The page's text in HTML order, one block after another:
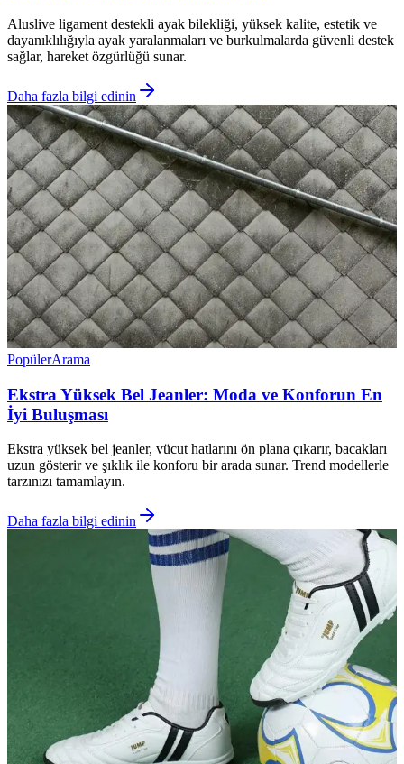
Aluslive ligament destekli ayak bilekliği, yüksek kalite, estetik ve
dayanıklılığıyla ayak yaralanmaları ve burkulmalarda güvenli destek
sağlar, hareket özgürlüğü sunar.
Daha fazla bilgi edinin
PopülerArama
Ekstra Yüksek Bel Jeanler: Moda ve Konforun En
İyi Buluşması
Ekstra yüksek bel jeanler, vücut hatlarını ön plana çıkarır, bacakları
uzun gösterir ve şıklık ile konforu bir arada sunar. Trend modellerle
tarzınızı tamamlayın.
Daha fazla bilgi edinin